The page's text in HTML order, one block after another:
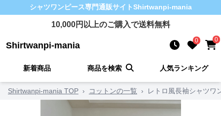
シャツワンピース専門通販サイトShirtwanpi-mania
10,000円以上のご購入で送料無料
Shirtwanpi-mania 0 0
新着商品 商品を検索 人気ランキング
Shirtwanpi-mania TOP › コットンの一覧 › レトロ風長袖シャツワ